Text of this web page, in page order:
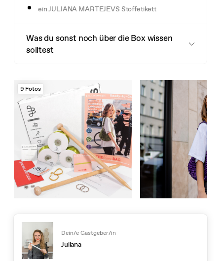
ein JULIANA MARTEJEVS Stoffetikett
Was du sonst noch über die Box wissen
solltest
9 Fotos
Dein/e Gastgeber/in
Juliana